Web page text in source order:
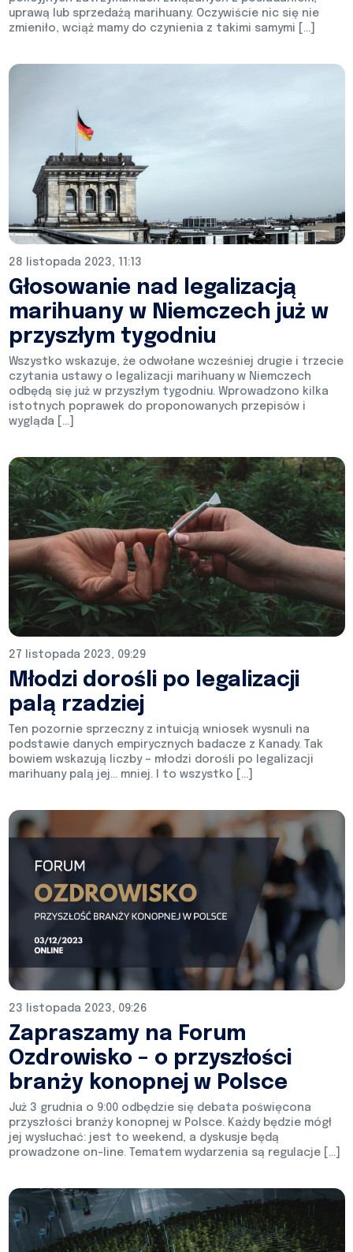
uprawą lub sprzedażą marihuany. Oczywiście nic się nie
zmieniło, wciąż mamy do czynienia z takimi samymi […]
28 listopada 2023, 11:13
Głosowanie nad legalizacją
marihuany w Niemczech już w
przyszłym tygodniu
Wszystko wskazuje, że odwołane wcześniej drugie i trzecie
czytania ustawy o legalizacji marihuany w Niemczech
odbędą się już w przyszłym tygodniu. Wprowadzono kilka
istotnych poprawek do proponowanych przepisów i
wygląda […]
27 listopada 2023, 09:29
Młodzi dorośli po legalizacji
palą rzadziej
Ten pozornie sprzeczny z intuicją wniosek wysnuli na
podstawie danych empirycznych badacze z Kanady. Tak
bowiem wskazują liczby – młodzi dorośli po legalizacji
marihuany palą jej… mniej. I to wszystko […]
23 listopada 2023, 09:26
Zapraszamy na Forum
Ozdrowisko – o przyszłości
branży konopnej w Polsce
Już 3 grudnia o 9:00 odbędzie się debata poświęcona
przyszłości branży konopnej w Polsce. Każdy będzie mógł
jej wysłuchać: jest to weekend, a dyskusje będą
prowadzone on-line. Tematem wydarzenia są regulacje […]